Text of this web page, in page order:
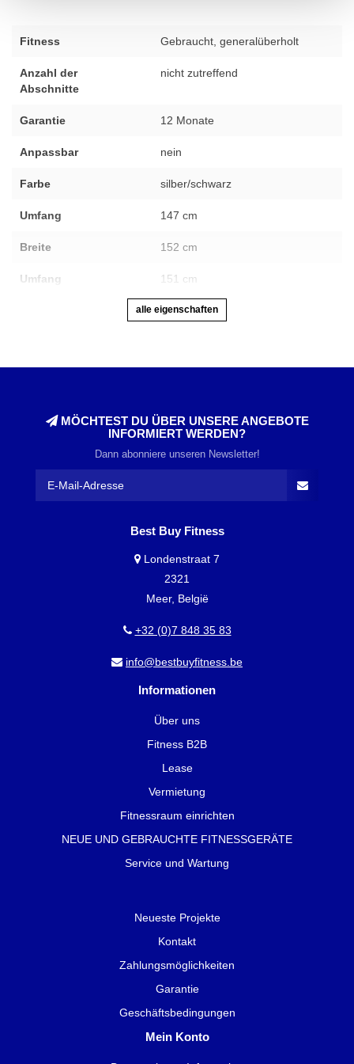
Fitness Gebraucht, generalüberholt
Anzahl der
Abschnitte
nicht zutreffend
Garantie 12 Monate
Anpassbar nein
Farbe silber/schwarz
Umfang 147 cm
Breite 152 cm
Umfang 151 cm
alle eigenschaften
MÖCHTEST DU ÜBER UNSERE ANGEBOTE
INFORMIERT WERDEN?
Dann abonniere unseren Newsletter!
Best Buy Fitness
Londenstraat 7
2321
Meer, België
+32 (0)7 848 35 83
info@bestbuyfitness.be
Informationen
Über uns
Fitness B2B
Lease
Vermietung
Fitnessraum einrichten
NEUE UND GEBRAUCHTE FITNESSGERÄTE
Service und Wartung
Neueste Projekte
Kontakt
Zahlungsmöglichkeiten
Garantie
Geschäftsbedingungen
Mein Konto